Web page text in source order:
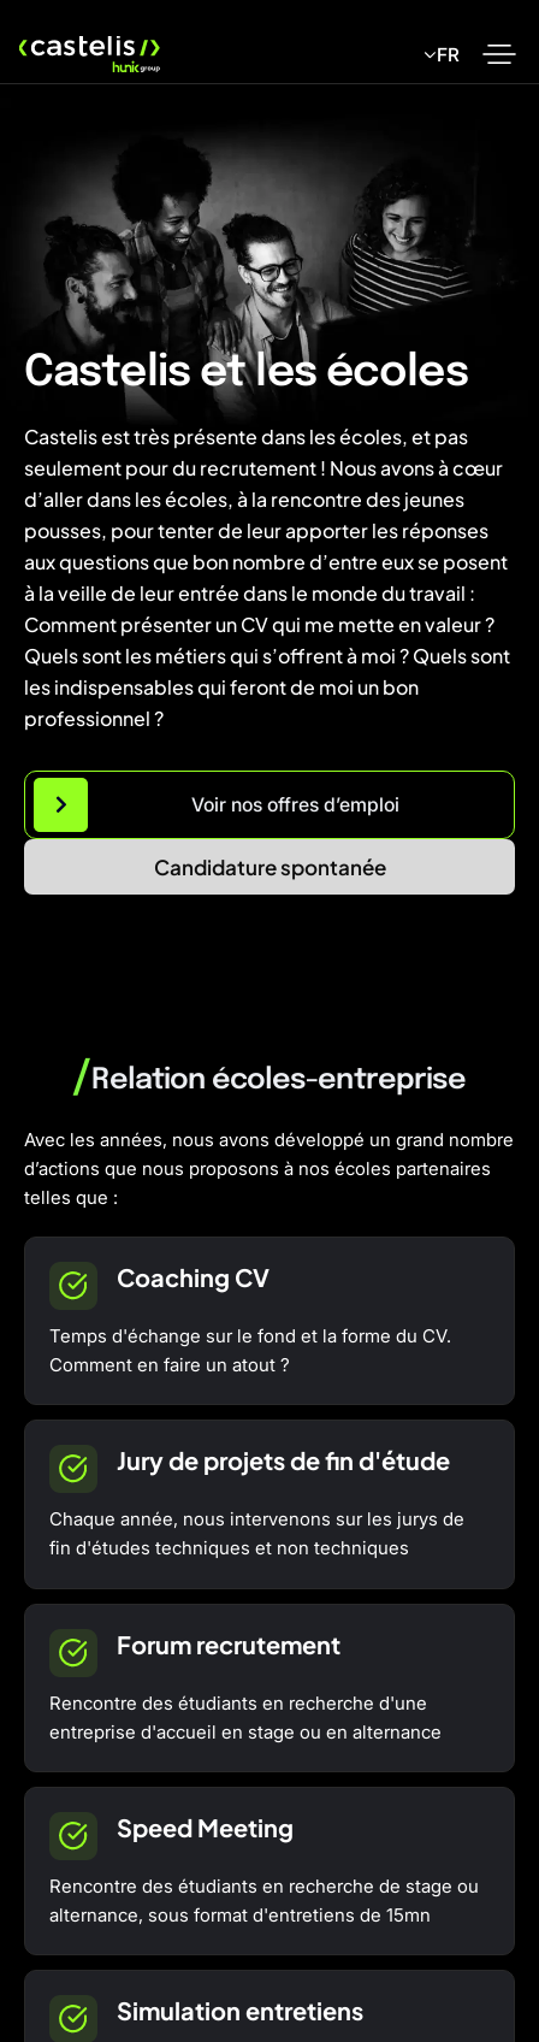
FR
Castelis et les écoles
Castelis est très présente dans les écoles, et pas
seulement pour du recrutement ! Nous avons à cœur
d’aller dans les écoles, à la rencontre des jeunes
pousses, pour tenter de leur apporter les réponses
aux questions que bon nombre d’entre eux se posent
à la veille de leur entrée dans le monde du travail :
Comment présenter un CV qui me mette en valeur ?
Quels sont les métiers qui s’offrent à moi ? Quels sont
les indispensables qui feront de moi un bon
professionnel ?
Voir nos offres d’emploi
Candidature spontanée
/ Relation écoles-entreprise
Avec les années, nous avons développé un grand nombre
d’actions que nous proposons à nos écoles partenaires
telles que :
Coaching CV
Temps d'échange sur le fond et la forme du CV.
Comment en faire un atout ?
Jury de projets de fin d'étude
Chaque année, nous intervenons sur les jurys de
fin d'études techniques et non techniques
Forum recrutement
Rencontre des étudiants en recherche d'une
entreprise d'accueil en stage ou en alternance
Speed Meeting
Rencontre des étudiants en recherche de stage ou
alternance, sous format d'entretiens de 15mn
Simulation entretiens